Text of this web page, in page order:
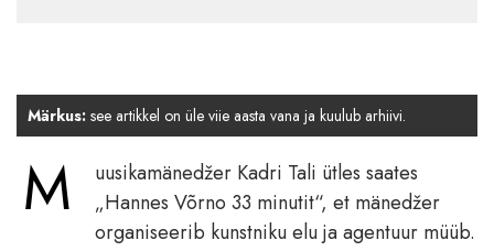
Märkus: see artikkel on üle viie aasta vana ja kuulub arhiivi.
M
uusikamänedžer Kadri Tali ütles saates
„Hannes Võrno 33 minutit“, et mänedžer
organiseerib kunstniku elu ja agentuur müüb.